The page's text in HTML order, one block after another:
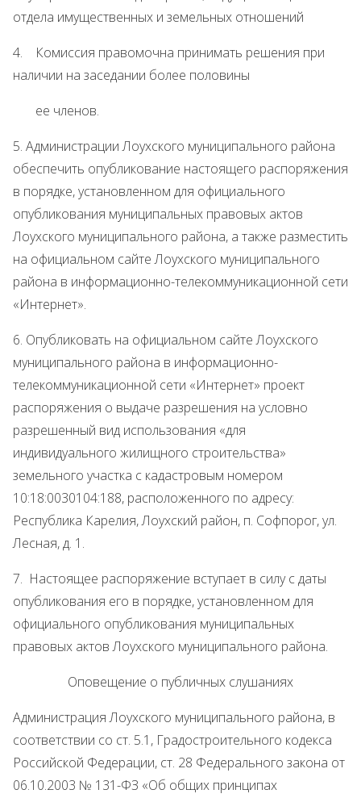
отдела имущественных и земельных отношений
4. Комиссия правомочна принимать решения при
наличии на заседании более половины
ее членов.
5. Администрации Лоухского муниципального района
обеспечить опубликование настоящего распоряжения
в порядке, установленном для официального
опубликования муниципальных правовых актов
Лоухского муниципального района, а также разместить
на официальном сайте Лоухского муниципального
района в информационно-телекоммуникационной сети
«Интернет».
6. Опубликовать на официальном сайте Лоухского
муниципального района в информационно-
телекоммуникационной сети «Интернет» проект
распоряжения о выдаче разрешения на условно
разрешенный вид использования «для
индивидуального жилищного строительства»
земельного участка с кадастровым номером
10:18:0030104:188, расположенного по адресу:
Республика Карелия, Лоухский район, п. Софпорог, ул.
Лесная, д. 1.
7. Настоящее распоряжение вступает в силу с даты
опубликования его в порядке, установленном для
официального опубликования муниципальных
правовых актов Лоухского муниципального района.
Оповещение о публичных слушаниях
Администрация Лоухского муниципального района, в
соответствии со ст. 5.1, Градостроительного кодекса
Российской Федерации, ст. 28 Федерального закона от
06.10.2003 № 131-ФЗ «Об общих принципах